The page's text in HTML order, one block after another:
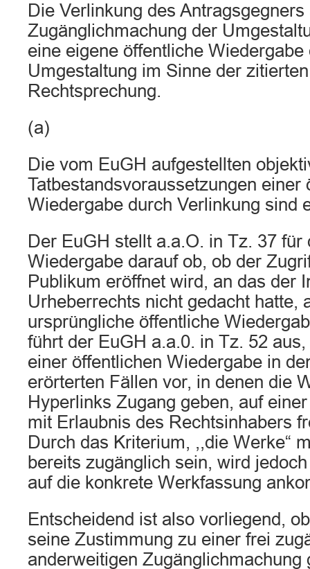
Die Verlinkung des Antragsgegners
Zugänglichmachung der
eine eigene öffentliche Wiedergabe
Umgestaltung im Sinne der
Rechtsprechung.
(a)
Die vom EuGH aufgestellten
Tatbestandsvoraussetzungen einer
Wiedergabe durch Verlinkung sind
Der EuGH stellt a.a.O. in Tz. 37 für
Wiedergabe darauf ob, ob der
Publikum eröffnet wird, an das der
Urheberrechts nicht gedacht hatte,
ursprüngliche öffentliche
führt der EuGH a.a.0. in Tz. 52
einer öffentlichen Wiedergabe in
erörterten Fällen vor, in denen die
Hyperlinks Zugang geben, auf
mit Erlaubnis des Rechtsinhabers
Durch das Kriterium, ,,die Werke“
bereits zugänglich sein, wird
auf die konkrete Werkfassung
Entscheidend ist also vorliegend,
seine Zustimmung zu einer frei
anderweitigen Zugänglichmachung